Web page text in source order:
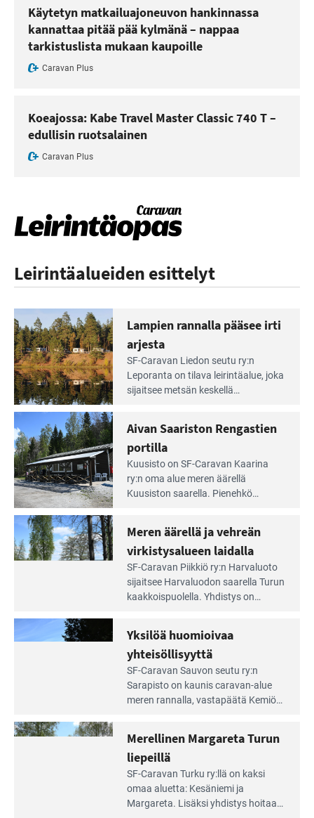
Käytetyn matkailuajoneuvon hankinnassa
kannattaa pitää pää kylmänä – nappaa
tarkistuslista mukaan kaupoille
Caravan Plus
Koeajossa: Kabe Travel Master Classic 740 T –
edullisin ruotsalainen
Caravan Plus
Leirintäalueiden esittelyt
Lue
Leirintäoppaan
artikkeli:
Lampien
rannalla
pääsee
irti
arjesta
Lampien rannalla pääsee irti
arjesta
SF-Caravan Liedon seutu ry:n
Leporanta on tilava leirintäalue, joka
sijaitsee metsän kes­kellä
tarjoaa ympäris­töineen kauniit
maisemat ja loistavat virkistäytymis­
mahdollisuudet.
Lue
Leirintäoppaan
artikkeli:
Aivan
Saariston
Rengastien
portilla
Aivan Saariston Rengastien
portilla
Kuusisto on SF-Caravan Kaarina
ry:n oma alue meren äärellä
Kuusiston saarella. Pie­nehkö
äärellä
ja
Meren äärellä ja vehreän
virkistysalueen laidalla
SF-Caravan Piikkiö ry:n Harvaluoto
sijait­see Harvaluodon saarella Turun
kaakkois­puolella. Yhdistys on
virkistysalueesta.
huomioivaa
yhteisöllisyyttä
Yksilöä huomioivaa
yhteisöllisyyttä
SF-Caravan Sauvon seutu ry:n
Sarapisto on kaunis caravan-alue
meren rannalla, vasta­päätä Kemiön
kymmenen paikkaa ilman sähköä.
Merellinen Margareta Turun
liepeillä
SF-Caravan Turku ry:llä on kaksi
omaa aluet­ta: Kesäniemi ja
Margareta. Lisäksi yhdis­tys hoitaa